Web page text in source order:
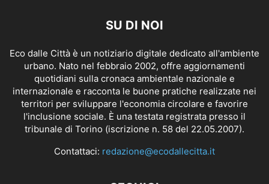
SU DI NOI
Eco dalle Città è un notiziario digitale dedicato all'ambiente
urbano. Nato nel febbraio 2002, offre aggiornamenti
quotidiani sulla cronaca ambientale nazionale e
internazionale e racconta le buone pratiche realizzate nei
territori per sviluppare l'economia circolare e favorire
l'inclusione sociale. È una testata registrata presso il
tribunale di Torino (iscrizione n. 58 del 22.05.2007).
Contattaci: redazione@ecodallecitta.it